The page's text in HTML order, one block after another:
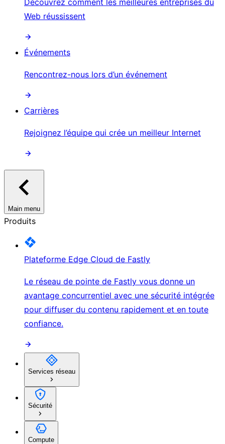
Web réussissent
Événements
Rencontrez-nous lors d’un événement
Carrières
Rejoignez l’équipe qui crée un meilleur Internet
Main menu
Produits
Plateforme Edge Cloud de Fastly
Le réseau de pointe de Fastly vous donne un
avantage concurrentiel avec une sécurité intégrée
pour diffuser du contenu rapidement et en toute
confiance.
Services réseau
Sécurité
Compute